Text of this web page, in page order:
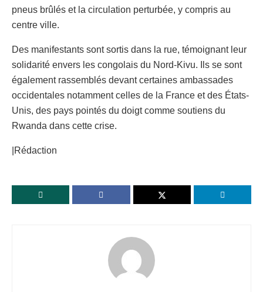
pneus brûlés et la circulation perturbée, y compris au
centre ville.
Des manifestants sont sortis dans la rue, témoignant leur
solidarité envers les congolais du Nord-Kivu. Ils se sont
également rassemblés devant certaines ambassades
occidentales notamment celles de la France et des États-
Unis, des pays pointés du doigt comme soutiens du
Rwanda dans cette crise.
|Rédaction